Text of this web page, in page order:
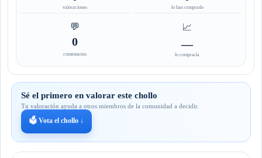
valoraciones lo han comprado
💬
0
comentarios
📈
—
lo compraría
Sé el primero en valorar este chollo
Tu valoración ayuda a otros miembros de la comunidad a decidir.
🗳️ Vota el chollo ↓